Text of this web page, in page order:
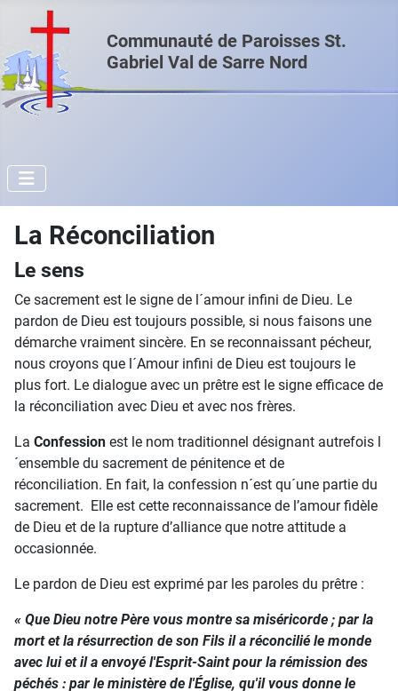
Communauté de Paroisses St.
Gabriel Val de Sarre Nord
La Réconciliation
Le sens
Ce sacrement est le signe de l´amour infini de Dieu. Le
pardon de Dieu est toujours possible, si nous faisons une
démarche vraiment sincère. En se reconnaissant pécheur,
nous croyons que l´Amour infini de Dieu est toujours le
plus fort. Le dialogue avec un prêtre est le signe efficace de
la réconciliation avec Dieu et avec nos frères.
La Confession est le nom traditionnel désignant autrefois l
´ensemble du sacrement de pénitence et de
réconciliation. En fait, la confession n´est qu´une partie du
sacrement. Elle est cette reconnaissance de l’amour fidèle
de Dieu et de la rupture d’alliance que notre attitude a
occasionnée.
Le pardon de Dieu est exprimé par les paroles du prêtre :
« Que Dieu notre Père vous montre sa miséricorde ; par la
mort et la résurrection de son Fils il a réconcilié le monde
avec lui et il a envoyé l'Esprit-Saint pour la rémission des
péchés : par le ministère de l'Église, qu'il vous donne le